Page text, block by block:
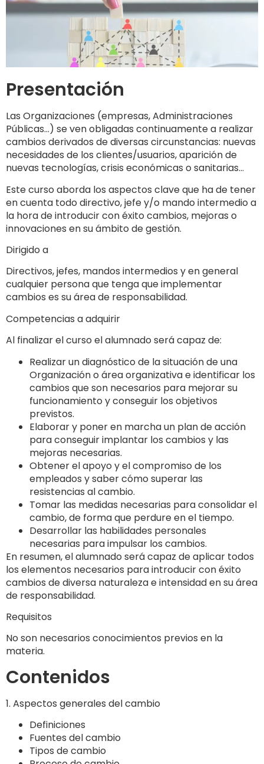
Presentación
Las Organizaciones (empresas, Administraciones
Públicas…) se ven obligadas continuamente a realizar
cambios derivados de diversas circunstancias: nuevas
necesidades de los clientes/usuarios, aparición de
nuevas tecnologías, crisis económicas o sanitarias…
Este curso aborda los aspectos clave que ha de tener
en cuenta todo directivo, jefe y/o mando intermedio a
la hora de introducir con éxito cambios, mejoras o
innovaciones en su ámbito de gestión.
Dirigido a
Directivos, jefes, mandos intermedios y en general
cualquier persona que tenga que implementar
cambios es su área de responsabilidad.
Competencias a adquirir
Al finalizar el curso el alumnado será capaz de:
Realizar un diagnóstico de la situación de una
Organización o área organizativa e identificar los
cambios que son necesarios para mejorar su
funcionamiento y conseguir los objetivos
previstos.
Elaborar y poner en marcha un plan de acción
para conseguir implantar los cambios y las
mejoras necesarias.
Obtener el apoyo y el compromiso de los
empleados y saber cómo superar las
resistencias al cambio.
Tomar las medidas necesarias para consolidar el
cambio, de forma que perdure en el tiempo.
Desarrollar las habilidades personales
necesarias para impulsar los cambios.
En resumen, el alumnado será capaz de aplicar todos
los elementos necesarios para introducir con éxito
cambios de diversa naturaleza e intensidad en su área
de responsabilidad.
Requisitos
No son necesarios conocimientos previos en la
materia.
Contenidos
1. Aspectos generales del cambio
Definiciones
Fuentes del cambio
Tipos de cambio